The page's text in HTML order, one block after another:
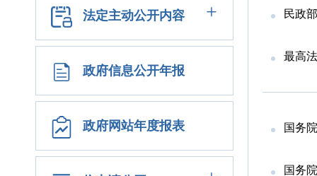
法定主动公开内容 +
政府信息公开年报
政府网站年度报表
民政
最高法
国务
国务院